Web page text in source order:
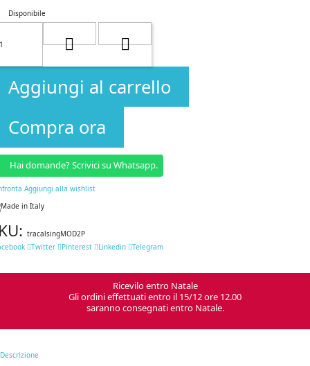
Disponibile
Aggiungi al carrello
Compra ora
Hai domande? Scrivici su Whatsapp.
Aggiungi alla wishlist
tracalsingMOD2P
Twitter Pinterest Linkedin Telegram
Ricevilo entro Natale
Gli ordini effettuati entro il 15/12 ore 12.00
saranno consegnati entro Natale.
Descrizione